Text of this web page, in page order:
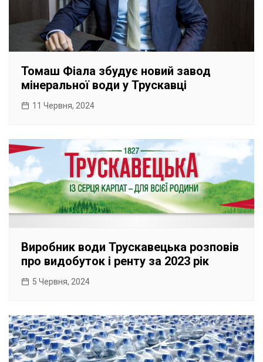
Томаш Фіала збудує новий завод
мінеральної води у Трускавці
11 Червня, 2024
Виробник води Трускавецька розповів
про видобуток і ренту за 2023 рік
5 Червня, 2024